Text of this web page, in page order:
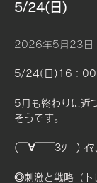
5/24(日)
2026年5月23日
5/24(日)16：00
5月も終わりに近
そうです。
(￣∀￣￣3ﾂ　) ｲﾏ
◎刺激と戦略（ト